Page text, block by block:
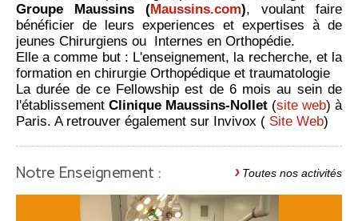
Groupe Maussins (Maussins.com), voulant faire
bénéficier de leurs experiences et expertises à de
jeunes Chirurgiens ou Internes en Orthopédie.
Elle a comme but : L'enseignement, la recherche, et la
formation en chirurgie Orthopédique et traumatologie
La durée de ce Fellowship est de 6 mois au sein de
l'établissement Clinique Maussins-Nollet (site web) à
Paris. A retrouver également sur Invivox ( Site Web)
Toutes nos activités
Notre Enseignement :